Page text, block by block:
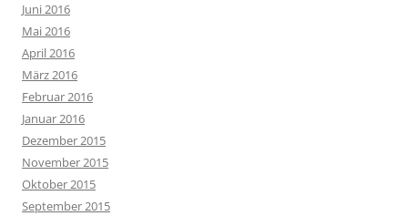
Juni 2016
Mai 2016
April 2016
März 2016
Februar 2016
Januar 2016
Dezember 2015
November 2015
Oktober 2015
September 2015